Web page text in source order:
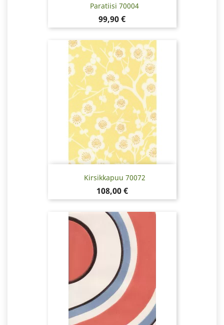
Paratiisi 70004
Hinta
99,90 €
Kirsikkapuu 70072
Hinta
108,00 €